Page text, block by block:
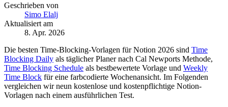
Geschrieben von
Simo Elalj
Aktualisiert am
8. Apr. 2026
Die besten Time-Blocking-Vorlagen für Notion 2026 sind Time
Blocking Daily als täglicher Planer nach Cal Newports Methode,
Time Blocking Schedule als bestbewertete Vorlage und Weekly
Time Block für eine farbcodierte Wochenansicht. Im Folgenden
vergleichen wir neun kostenlose und kostenpflichtige Notion-
Vorlagen nach einem ausführlichen Test.